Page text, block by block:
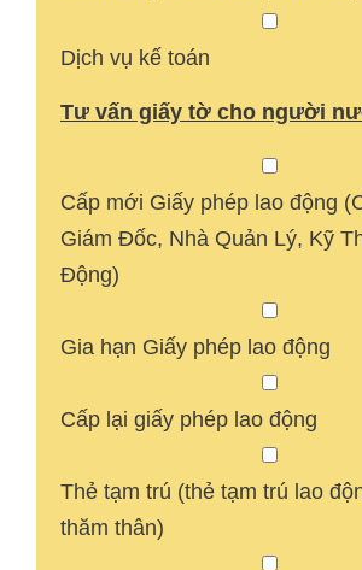
Dịch vụ kế toán
Tư vấn giấy tờ cho người
Cấp mới Giấy phép lao động
Giám Đốc, Nhà Quản Lý, Kỹ
Động)
Gia hạn Giấy phép lao động
Cấp lại giấy phép lao động
Thẻ tạm trú (thẻ tạm trú lao
thăm thân)